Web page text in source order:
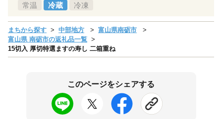
常温 冷蔵 冷凍
まちから探す 中部地方
富山県南砺市
富山県 南砺市の返礼品一覧
15切入 厚切特選ますの寿し 二箱重ね
このページをシェアする